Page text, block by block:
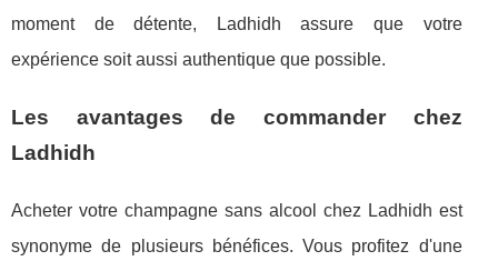
moment de détente, Ladhidh assure que votre
expérience soit aussi authentique que possible.
Les avantages de commander chez
Ladhidh
Acheter votre champagne sans alcool chez Ladhidh est
synonyme de plusieurs bénéfices. Vous profitez d'une